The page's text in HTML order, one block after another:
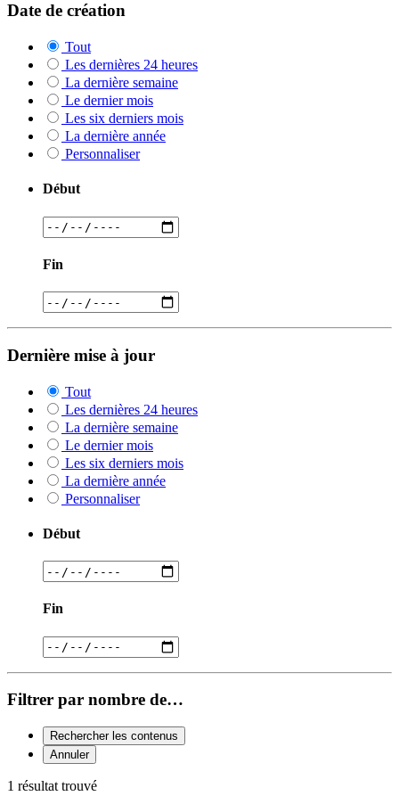
Date de création
Tout
Les dernières 24 heures
La dernière semaine
Le dernier mois
Les six derniers mois
La dernière année
Personnaliser
Début
Fin
Dernière mise à jour
Tout
Les dernières 24 heures
La dernière semaine
Le dernier mois
Les six derniers mois
La dernière année
Personnaliser
Début
Fin
Filtrer par nombre de…
Rechercher les contenus
Annuler
1 résultat trouvé